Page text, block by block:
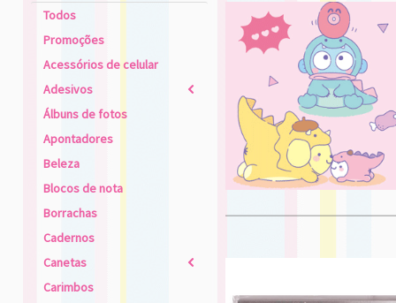
Todos
Promoções
Acessórios de celular
Adesivos
2
Álbuns de fotos
Apontadores
Beleza
Blocos de nota
Borrachas
Cadernos
Canetas
2
Carimbos